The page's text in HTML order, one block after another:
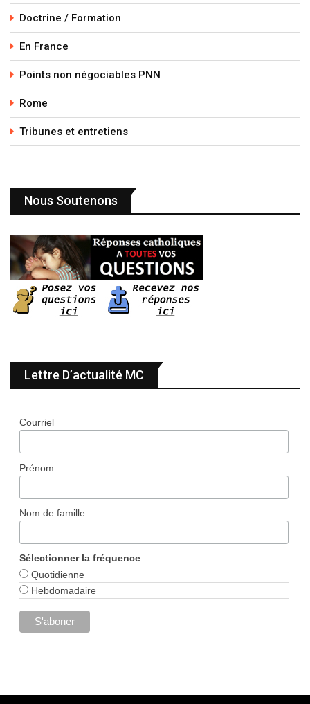
Doctrine / Formation
En France
Points non négociables PNN
Rome
Tribunes et entretiens
Nous Soutenons
Lettre D’actualité MC
Courriel
Prénom
Nom de famille
Sélectionner la fréquence
Quotidienne
Hebdomadaire